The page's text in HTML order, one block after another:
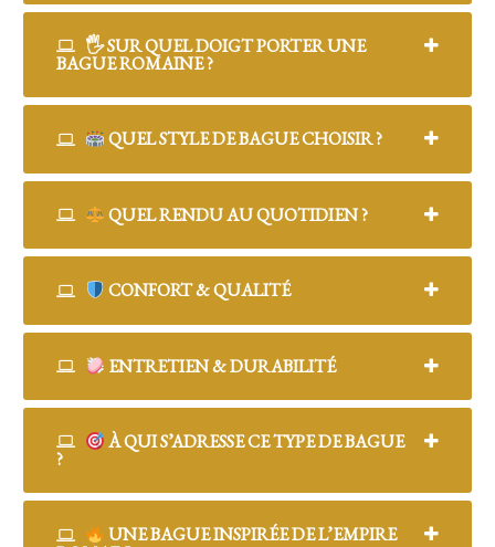
🖐️ SUR QUEL DOIGT PORTER UNE
BAGUE ROMAINE ?
QUEL STYLE DE BAGUE CHOISIR ?
QUEL RENDU AU QUOTIDIEN ?
CONFORT & QUALITÉ
ENTRETIEN & DURABILITÉ
À QUI S’ADRESSE CE TYPE DE BAGUE
?
UNE BAGUE INSPIRÉE DE L’EMPIRE